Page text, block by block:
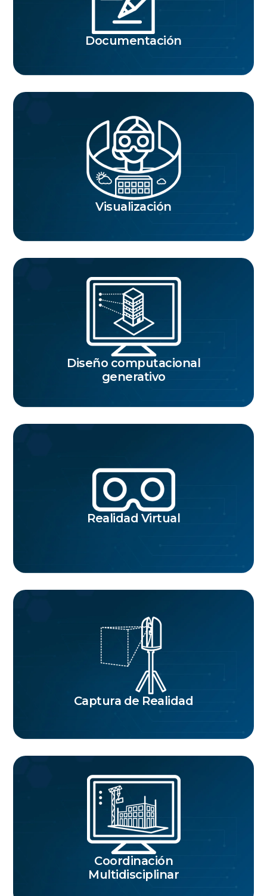
Documentación
Visualización
Diseño computacional
generativo
Realidad Virtual
Captura de Realidad
Coordinación
Multidisciplinar